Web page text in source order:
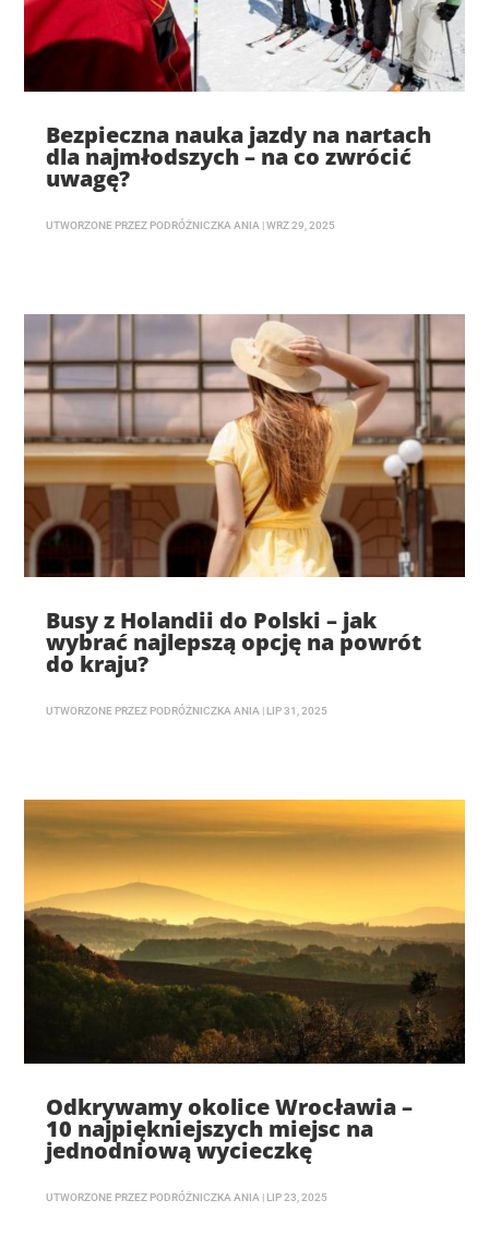
Bezpieczna nauka jazdy na nartach
dla najmłodszych – na co zwrócić
uwagę?
UTWORZONE PRZEZ PODRÓŻNICZKA ANIA |WRZ 29, 2025
Busy z Holandii do Polski – jak
wybrać najlepszą opcję na powrót
do kraju?
UTWORZONE PRZEZ PODRÓŻNICZKA ANIA LIP 31, 2025
Odkrywamy okolice Wrocławia –
10 najpiękniejszych miejsc na
jednodniową wycieczkę
UTWORZONE PRZEZ PODRÓŻNICZKA ANIA LIP 23, 2025